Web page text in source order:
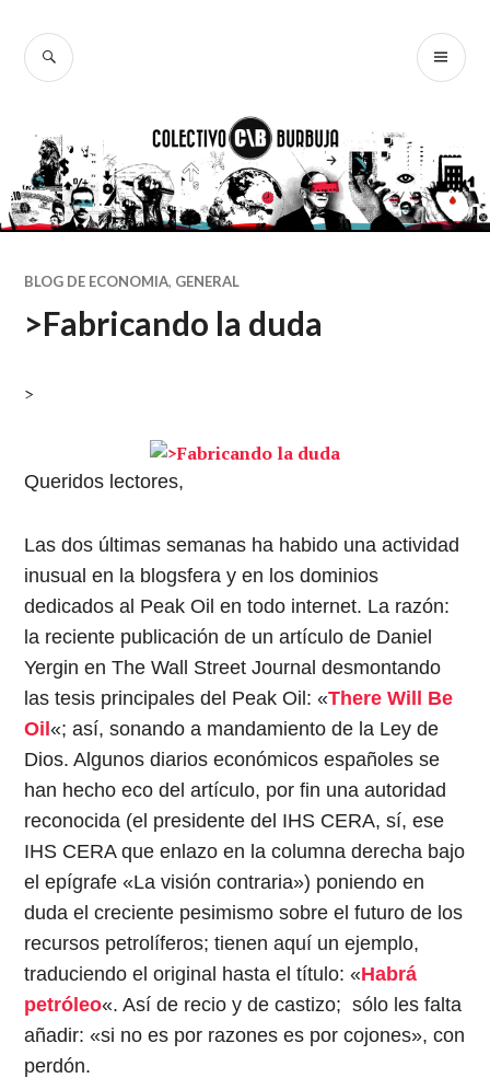
contenido
BUSCAR
BLOG DE ECONOMIA, GENERAL
>Fabricando la duda
>
Queridos lectores,
Las dos últimas semanas ha habido una actividad
inusual en la blogsfera y en los dominios
dedicados al Peak Oil en todo internet. La razón:
la reciente publicación de un artículo de Daniel
Yergin en The Wall Street Journal desmontando
las tesis principales del Peak Oil: «There Will Be
Oil«; así, sonando a mandamiento de la Ley de
Dios. Algunos diarios económicos españoles se
han hecho eco del artículo, por fin una autoridad
reconocida (el presidente del IHS CERA, sí, ese
IHS CERA que enlazo en la columna derecha bajo
el epígrafe «La visión contraria») poniendo en
duda el creciente pesimismo sobre el futuro de los
recursos petrolíferos; tienen aquí un ejemplo,
traduciendo el original hasta el título: «Habrá
petróleo«. Así de recio y de castizo; sólo les falta
añadir: «si no es por razones es por cojones», con
perdón.